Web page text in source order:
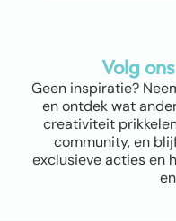
Volg
Geen inspiratie?
en ontdek wat
creativiteit
community, en
exclusieve acties en